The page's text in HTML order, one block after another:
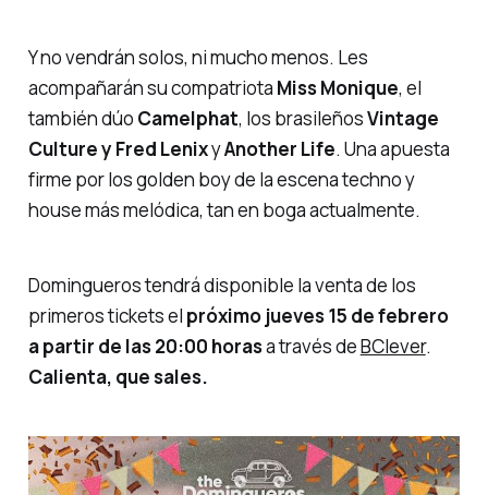
Y no vendrán solos, ni mucho menos. Les
acompañarán su compatriota Miss Monique, el
también dúo Camelphat, los brasileñosVintage
Culture y Fred LenixyAnother Life. Una apuesta
firme por losgolden boyde la escena techno y
house más melódica, tan en boga actualmente.
Domingueros tendrá disponible la venta de los
primeros tickets el próximo jueves 15 de febrero
a partir de las 20:00 horasa través deBClever.
Calienta, que sales.